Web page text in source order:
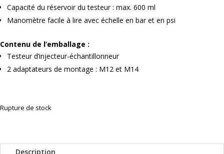
Capacité du réservoir du testeur : max. 600 ml
Manomètre facile à lire avec échelle en bar et en psi
Contenu de l’emballage :
Testeur d’injecteur-échantillonneur
2 adaptateurs de montage : M12 et M14
Rupture de stock
Description